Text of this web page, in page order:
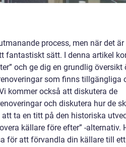
process, men när det
fantastiskt sätt. I denna artikel
och ge dig en grundlig översikt
som finns tillgängliga
kommer också att diskutera de
och diskutera hur de
ta en titt på den historiska
källare före efter” -alternativ.
för att förvandla din källare till ett